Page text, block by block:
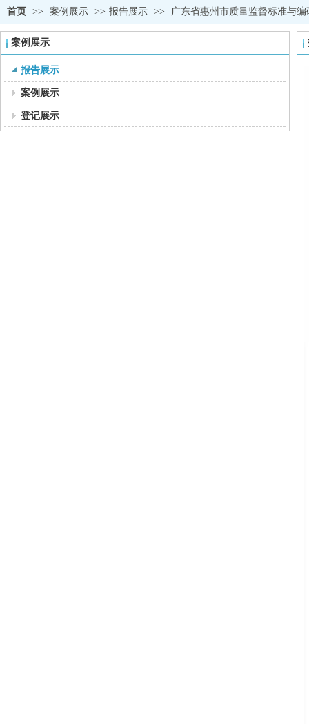
首页 >> 案例展示 >> 报告展示 >> 广东省惠州市质量监督标准与编
案例展示
报告展示
案例展示
登记展示